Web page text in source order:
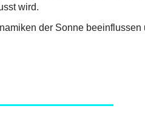
wird.
der Sonne beeinflussen